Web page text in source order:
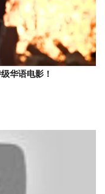
华语电影！